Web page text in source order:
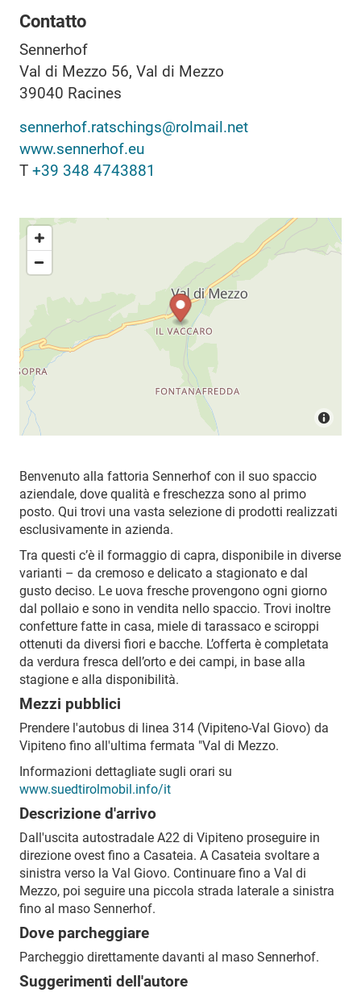
Contatto
Sennerhof
Val di Mezzo 56, Val di Mezzo
39040 Racines
sennerhof.ratschings@rolmail.net
www.sennerhof.eu
T +39 348 4743881
Benvenuto alla fattoria Sennerhof con il suo spaccio
aziendale, dove qualità e freschezza sono al primo
posto. Qui trovi una vasta selezione di prodotti realizzati
esclusivamente in azienda.
Tra questi c’è il formaggio di capra, disponibile in diverse
varianti – da cremoso e delicato a stagionato e dal
gusto deciso. Le uova fresche provengono ogni giorno
dal pollaio e sono in vendita nello spaccio. Trovi inoltre
confetture fatte in casa, miele di tarassaco e sciroppi
ottenuti da diversi fiori e bacche. L’offerta è completata
da verdura fresca dell’orto e dei campi, in base alla
stagione e alla disponibilità.
Mezzi pubblici
Prendere l'autobus di linea 314 (Vipiteno-Val Giovo) da
Vipiteno fino all'ultima fermata "Val di Mezzo.
Informazioni dettagliate sugli orari su
www.suedtirolmobil.info/it
Descrizione d'arrivo
Dall'uscita autostradale A22 di Vipiteno proseguire in
direzione ovest fino a Casateia. A Casateia svoltare a
sinistra verso la Val Giovo. Continuare fino a Val di
Mezzo, poi seguire una piccola strada laterale a sinistra
fino al maso Sennerhof.
Dove parcheggiare
Parcheggio direttamente davanti al maso Sennerhof.
Suggerimenti dell'autore